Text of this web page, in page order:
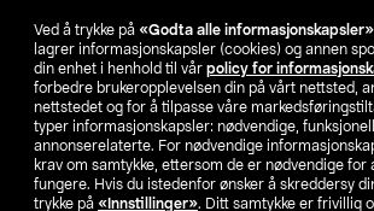
Ved å trykke på «Godta alle informasjonskapsler»
lagrer informasjonskapsler (cookies) og annen
din enhet i henhold til vår policy for
forbedre brukeropplevelsen din på vårt nettsted,
nettstedet og for å tilpasse våre
typer informasjonskapsler: nødvendige,
annonserelaterte. For nødvendige
krav om samtykke, ettersom de er nødvendige for
fungere. Hvis du istedenfor ønsker å skreddersy
trykke på «Innstillinger». Ditt samtykke er frivillig
Finn din butikk
SE NO FI